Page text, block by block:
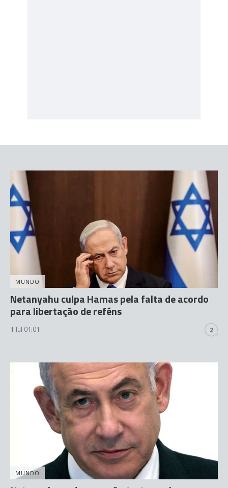
MUNDO
Netanyahu culpa Hamas pela falta de acordo
para libertação de reféns
1 Jul 01:01 2
MUNDO